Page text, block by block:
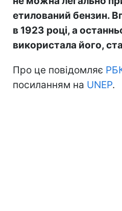
етилований бензин.
в 1923 році, а
використала його,
Про це повідомляє
посиланням на UNEP.